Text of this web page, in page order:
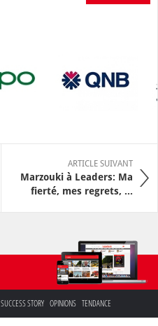
ARTICLE SUIVANT
Marzouki à Leaders: Ma
fierté, mes regrets, ...
SUCCESS STORY OPINIONS TENDANCE